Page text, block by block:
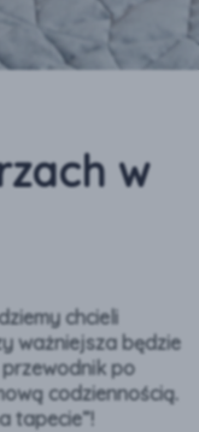
w
chcieli
ważniejsza będzie
po
codziennością.
tapecie”!